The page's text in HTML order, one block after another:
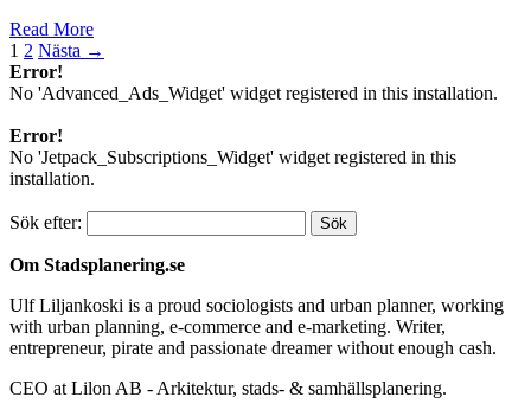
Read More
1 2 Nästa →
Error!
No 'Advanced_Ads_Widget' widget registered in this installation.
Error!
No 'Jetpack_Subscriptions_Widget' widget registered in this
installation.
Sök efter:
Om Stadsplanering.se
Ulf Liljankoski is a proud sociologists and urban planner, working
with urban planning, e-commerce and e-marketing. Writer,
entrepreneur, pirate and passionate dreamer without enough cash.
CEO at Lilon AB - Arkitektur, stads- & samhällsplanering.